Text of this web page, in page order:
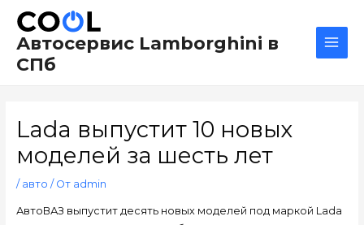
содержимому
Автосервис Lamborghini в
СПб
Lada выпустит 10 новых
моделей за шесть лет
/ авто / От admin
АвтоВАЗ выпустит десять новых моделей под маркой Lada
по
записям